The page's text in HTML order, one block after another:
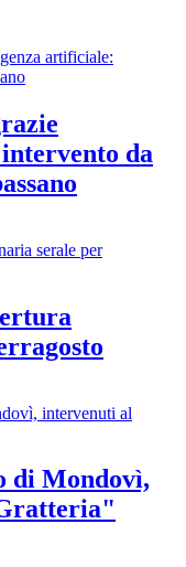
da
di Mondovì,